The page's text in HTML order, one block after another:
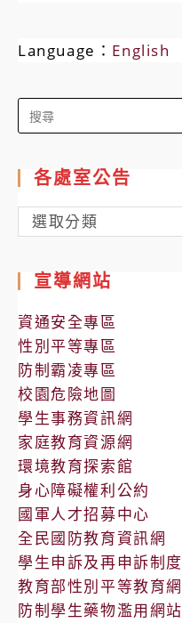
Language： English
Search
for:
各處室公告
各
處
公
告
選取分類
宣導網站
資通安全專區
性別平等專區
防制霸凌專區
校園危險地圖
學生事務資訊網
家庭教育資源網
環境教育探索館
身心障礙權利公約
國軍人才招募中心
全民國防教育資訊網
學生申訴及再申訴制度
教育部性別平等教育網
防制學生藥物濫用網站